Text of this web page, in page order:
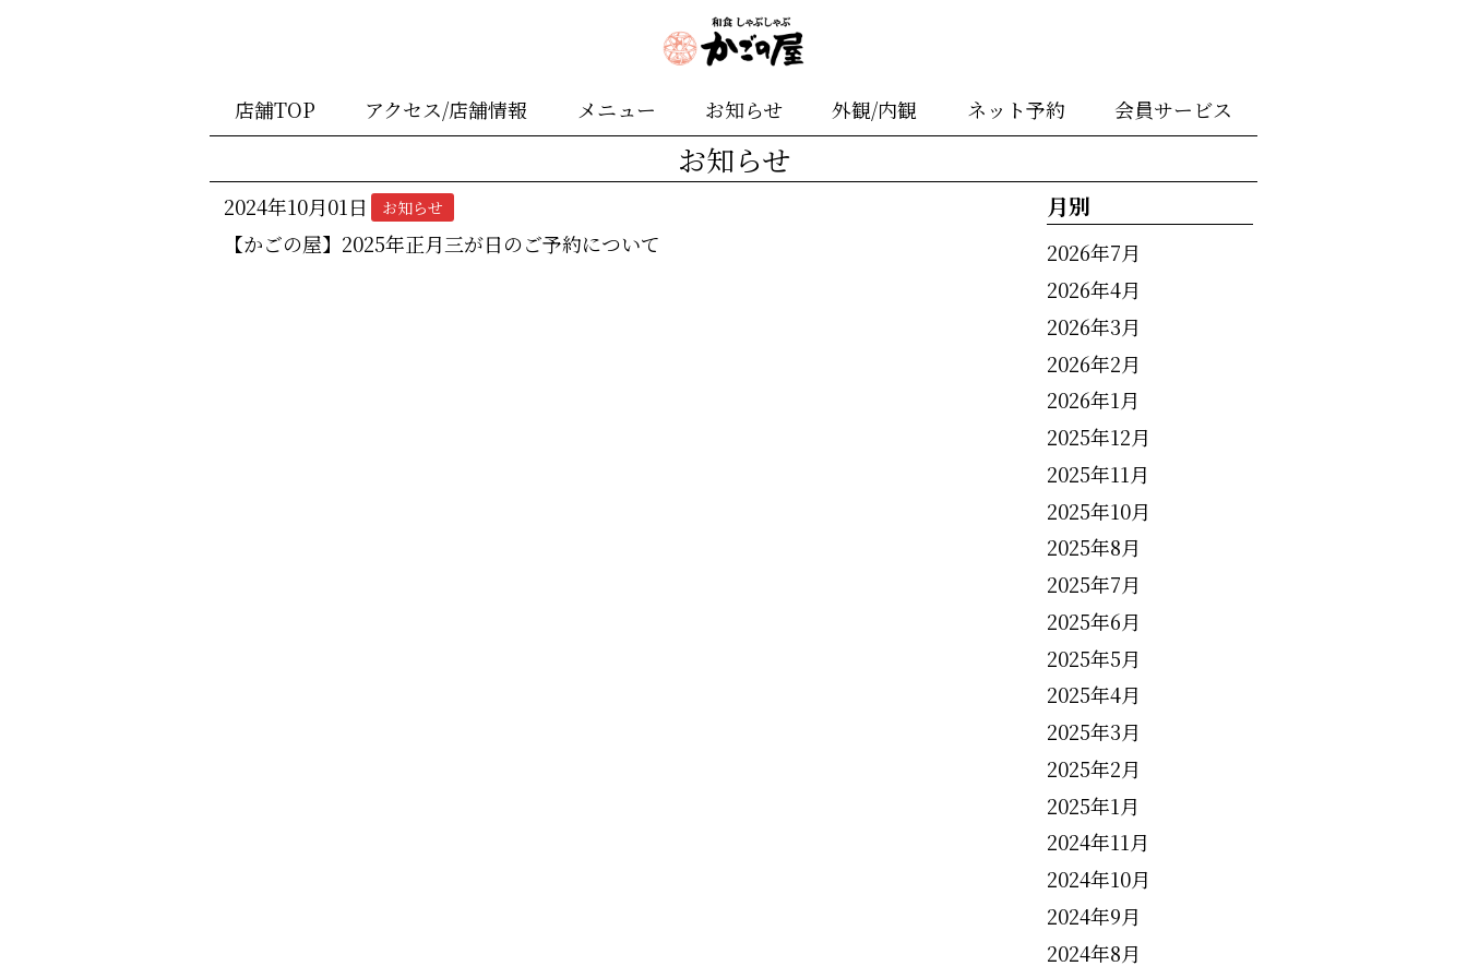
店舗TOP アクセス/店舗情報 メニュー お知らせ 外観/内観 ネット予約 会員サービス
お知らせ
2024年10月01日 お知らせ
【かごの屋】2025年正月三が日のご予約について
月別
2026年7月
2026年4月
2026年3月
2026年2月
2026年1月
2025年12月
2025年11月
2025年10月
2025年8月
2025年7月
2025年6月
2025年5月
2025年4月
2025年3月
2025年2月
2025年1月
2024年11月
2024年10月
2024年9月
2024年8月